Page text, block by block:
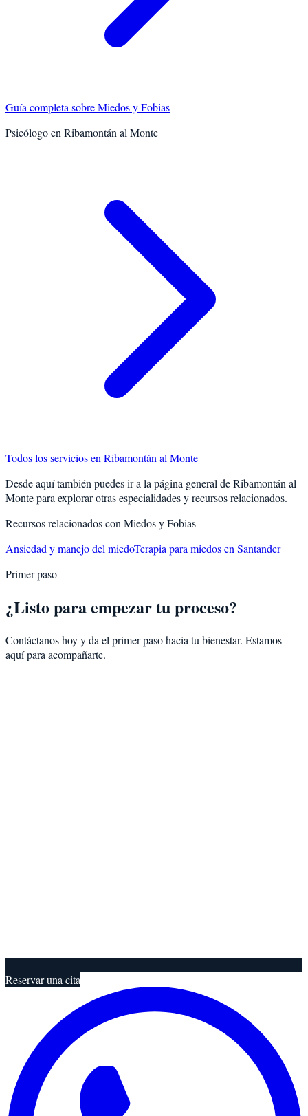
Guía completa sobreMiedos y Fobias
Psicólogo en Ribamontán al Monte
Todos los servicios en Ribamontán al Monte
Desde aquí también puedes ir a la página general deRibamontán al
Montepara explorar otras especialidades y recursos relacionados.
Recursos relacionados con Miedos y Fobias
Ansiedad y manejo del miedoTerapia para miedos en Santander
Primer paso
¿Listo para empezar tu proceso?
Contáctanos hoy y da el primer paso hacia tu bienestar. Estamos
aquí para acompañarte.
Reservar una cita